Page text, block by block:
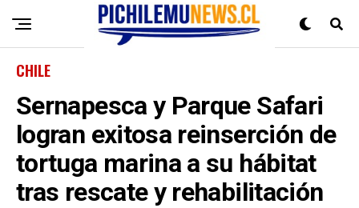
CHILE
Sernapesca y Parque Safari
logran exitosa reinserción de
tortuga marina a su hábitat
tras rescate y rehabilitación